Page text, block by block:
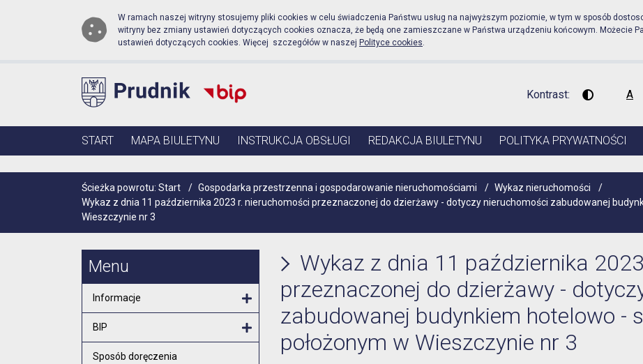
Biuletyn Informacji Publicznej Urząd Miejski w
Przejdź do menu głównego
Przejdź do głównej zawartościW ramach naszej witryny stosujemy pliki cookies w celu świadczenia Państwu usług na najwyższym poziomie, w tym w sposób
witryny bez zmiany ustawień dotyczących cookies oznacza, że będą one zamieszczane w Państwa urządzeniu końcowym. Możecie
ustawień dotyczących cookies. Więcej szczegółów w naszej Polityce cookies.
Kontrast:
Wysoki
A
Menu główne
START MAPA BIULETYNU INSTRUKCJA OBSŁUGI REDAKCJA BIULETYNU POLITYKA PRYWATNOŚCI
Ścieżka powrotu: Start / Gospodarka przestrzenna i gospodarowanie nieruchomościami / Wykaz nieruchomości
/
Wykaz z dnia 11 października 2023 r. nieruchomości przeznaczonej do dzierżawy - dotyczy nieruchomości zabudowanej
Wieszczynie nr 3
Menu
Informacje
Otwórz menu
BIP
Otwórz menu
Sposób doręczenia
Wykaz z dnia 11 października
przeznaczonej do dzierżawy -
zabudowanej budynkiem hotelowo -
położonym w Wieszczynie nr 3